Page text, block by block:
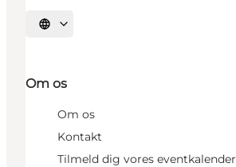
Vælg sprog
Om os
Om os
Kontakt
Tilmeld dig vores eventkalender